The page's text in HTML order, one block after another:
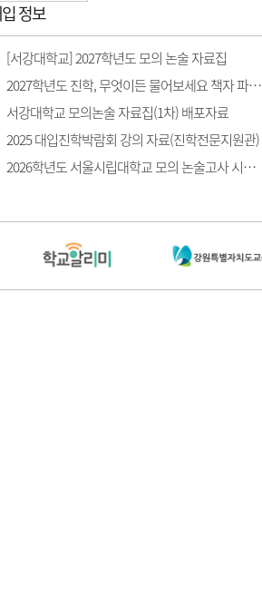
정보
[서강대학교] 2027학년도 모의 논술 자료집
2027학년도 진학, 무엇이든 물어보세요 책자 파일입니다.
서강대학교 모의논술 자료집(1차) 배포자료
2025 대입진학박람회 강의 자료(진학전문지원관)
2026학년도 서울시립대학교 모의 논술고사 시행 안내